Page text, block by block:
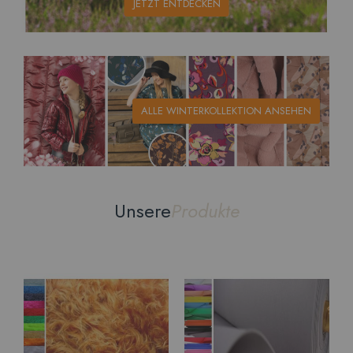
JETZT ENTDECKEN
ALLE WINTERKOLLEKTION ANSEHEN
UnsereProdukte